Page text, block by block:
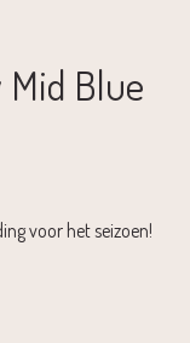
Blue
voor het seizoen!